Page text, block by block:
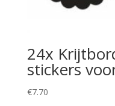
24x
stickers
€7.70